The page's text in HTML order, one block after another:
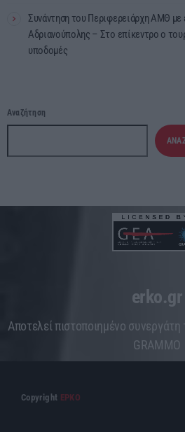
Συνάντηση του Περιφερειάρχη ΑΜΘ
Αδριανούπολης – Στο επίκεντρο ο
υποδομές
Αναζήτηση
erko.gr
Aποτελεί πιστοποιημένο
GRAMMO
Copyright ΕΡΚΟ